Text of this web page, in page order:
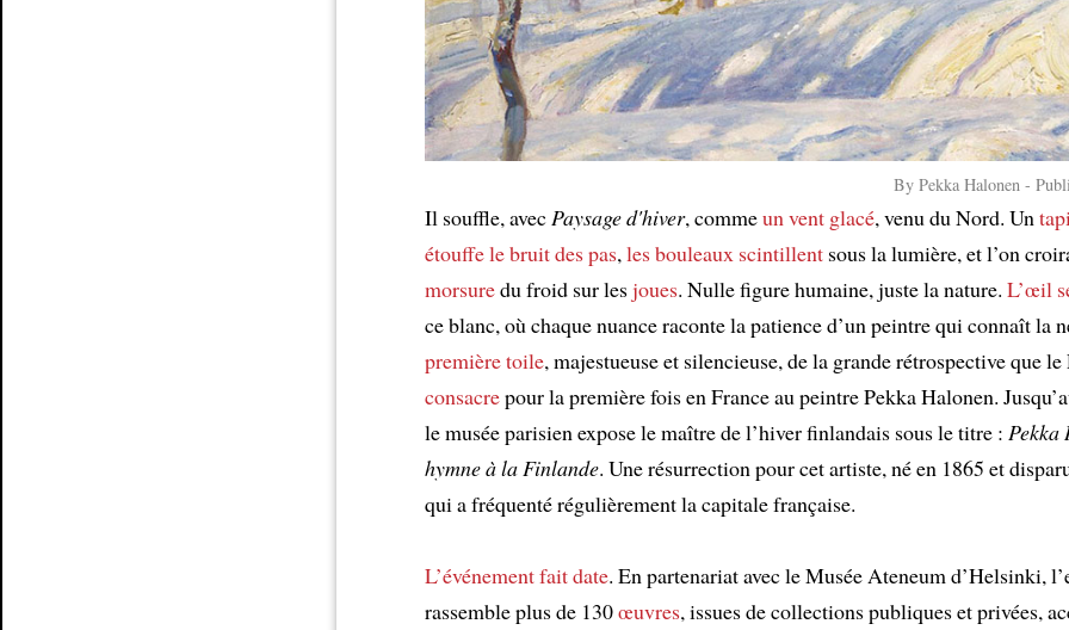
By Pekka Halonen -
Il souffle, avec Paysage d'hiver, commeun vent glacé, venu du Nord. Un
étouffele bruit des pas, les bouleaux scintillent sous la lumière, et l’on
morsuredu froid sur lesjoues. Nulle figure humaine, juste la nature. L’œil
ce blanc, où chaque nuance raconte la patience d’un peintre qui connaît la
première toile, majestueuse et silencieuse, de la grande rétrospective que
consacrepour la première fois en France au peintre Pekka Halonen.
le musée parisien expose le maître de l’hiver finlandais sous le titre : Pekka
hymne à la Finlande. Une résurrection pour cet artiste, né en 1865 et
qui a fréquenté régulièrement la capitale française.
L’événementfait date. En partenariat avec le Musée Ateneum d’Helsinki,
rassemble plus de 130œuvres, issues de collections publiques et privées,